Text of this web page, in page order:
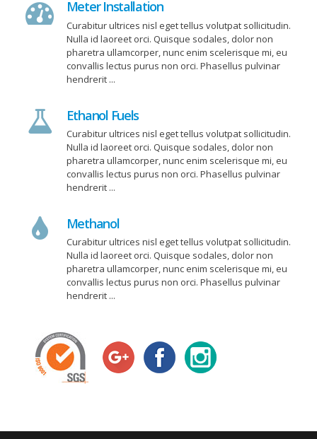
Meter Installation
Curabitur ultrices nisl eget tellus volutpat sollicitudin.
Nulla id laoreet orci. Quisque sodales, dolor non
pharetra ullamcorper, nunc enim scelerisque mi, eu
convallis lectus purus non orci. Phasellus pulvinar
hendrerit ...
Ethanol Fuels
Curabitur ultrices nisl eget tellus volutpat sollicitudin.
Nulla id laoreet orci. Quisque sodales, dolor non
pharetra ullamcorper, nunc enim scelerisque mi, eu
convallis lectus purus non orci. Phasellus pulvinar
hendrerit ...
Methanol
Curabitur ultrices nisl eget tellus volutpat sollicitudin.
Nulla id laoreet orci. Quisque sodales, dolor non
pharetra ullamcorper, nunc enim scelerisque mi, eu
convallis lectus purus non orci. Phasellus pulvinar
hendrerit ...